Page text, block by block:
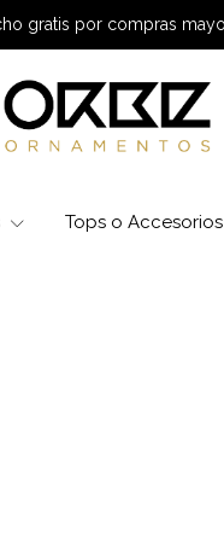
gratis por compras
Tops o Accesorios